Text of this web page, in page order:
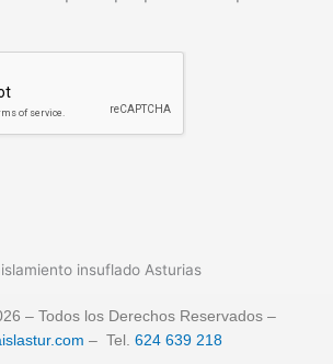
– Todos los Derechos Reservados –
– Tel. 624 639 218